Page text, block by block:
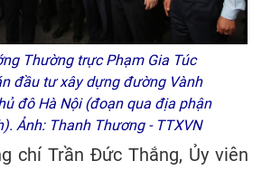
Thường trực Phạm Gia Túc
đầu tư xây dựng đường Vành
đô Hà Nội (đoạn qua địa phận
Ảnh: Thanh Thương - TTXVN
chí Trần Đức Thắng, Ủy viên